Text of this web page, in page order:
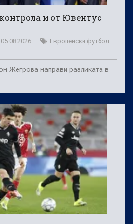
и от Ювентус
05.08.2026 Европейски футбол
Жегрова направи разликата в